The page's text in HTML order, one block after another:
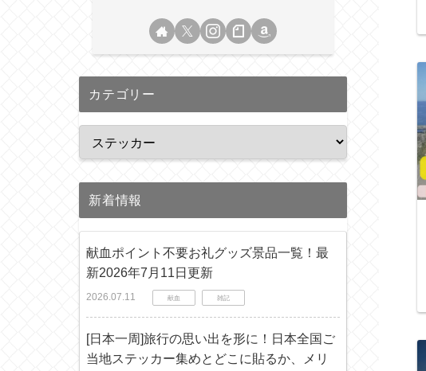
カテゴリー
新着情報
献血ポイント不要お礼グッズ景品一覧！最
新2026年7月11日更新
2026.07.11 献血 雑記
[日本一周]旅行の思い出を形に！日本全国ご
当地ステッカー集めとどこに貼るか、メリ